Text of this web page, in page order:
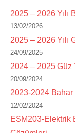
2025 – 2026 Yılı
13/02/2026
2025 – 2026 Yılı
24/09/2025
2024 – 2025 Güz
20/09/2024
2023-2024 Bahar
12/02/2024
ESM203-Elektrik